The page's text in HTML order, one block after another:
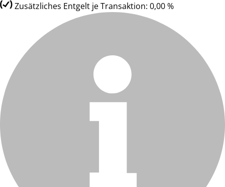
Zusätzliches Entgelt je Transaktion: 0,00 %